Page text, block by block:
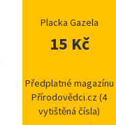
Placka Gazela
15 Kč
Předplatné magazínu
Přírodovědci.cz (4
vytištěná čísla)